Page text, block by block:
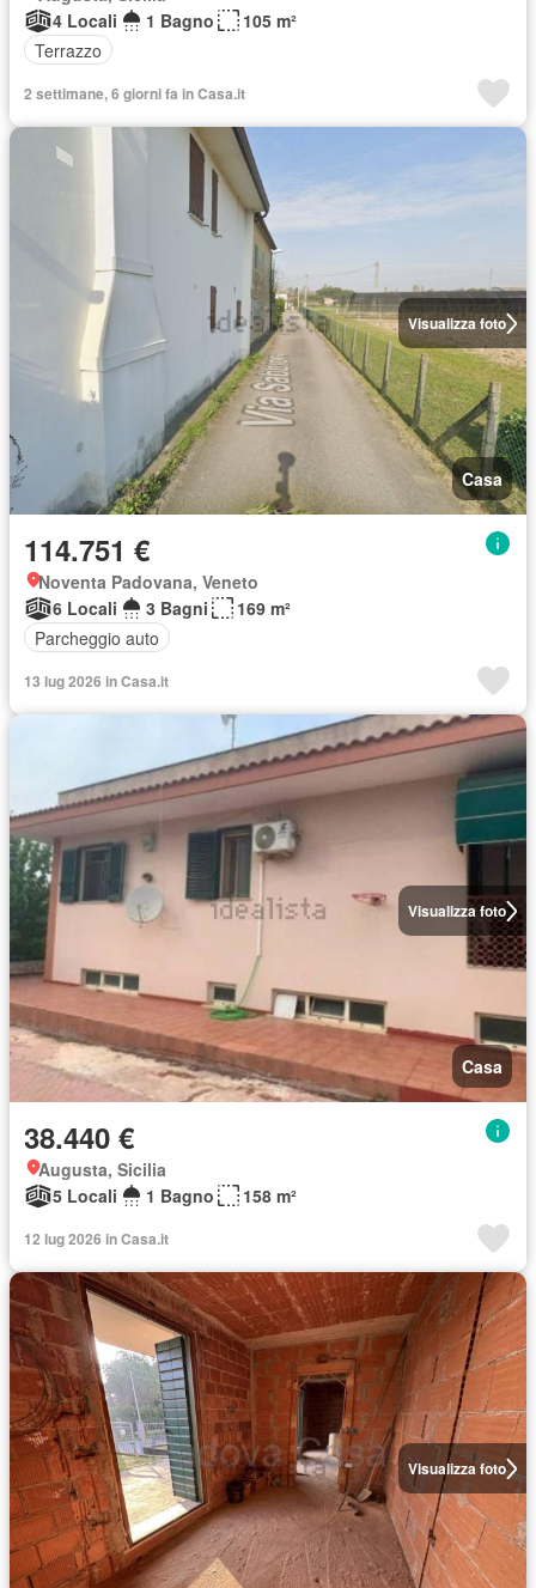
4 Locali
1 Bagno
105 m²
Terrazzo
2 settimane, 6 giorni fa in Casa.it
Visualizza foto
Casa
114.751 €
Noventa Padovana, Veneto
6 Locali
3 Bagni
169 m²
Parcheggio auto
13 lug 2026 in Casa.it
Visualizza foto
Casa
38.440 €
Augusta, Sicilia
5 Locali
1 Bagno 158 m²
12 lug 2026 in Casa.it
Visualizza foto